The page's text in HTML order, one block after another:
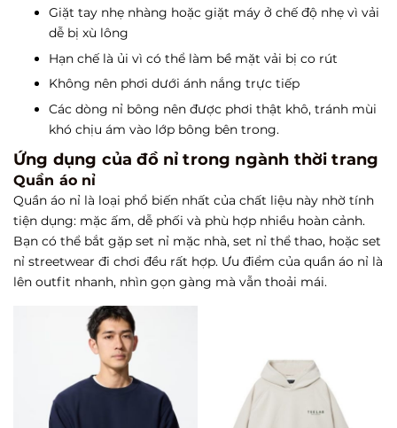
Giặt tay nhẹ nhàng hoặc giặt máy ở chế độ nhẹ vì vải
dễ bị xù lông
Hạn chế là ủi vì có thể làm bề mặt vải bị co rút
Không nên phơi dưới ánh nắng trực tiếp
Các dòng nỉ bông nên được phơi thật khô, tránh mùi
khó chịu ám vào lớp bông bên trong.
Ứng dụng của đồ nỉ trong ngành thời trang
Quần áo nỉ
Quần áo nỉ là loại phổ biến nhất của chất liệu này nhờ tính
tiện dụng: mặc ấm, dễ phối và phù hợp nhiều hoàn cảnh.
Bạn có thể bắt gặp set nỉ mặc nhà, set nỉ thể thao, hoặc set
nỉ streetwear đi chơi đều rất hợp. Ưu điểm của quần áo nỉ là
lên outfit nhanh, nhìn gọn gàng mà vẫn thoải mái.